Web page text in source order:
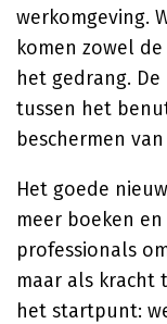
werkomgeving.
komen zowel
het gedrang.
tussen het
beschermen
Het goede
meer boeken
professionals
maar als kracht
het startpunt: